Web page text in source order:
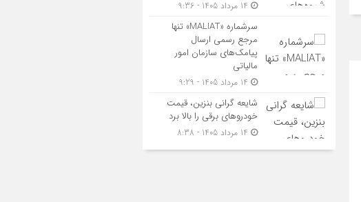
سرشماره «MALIAT» تنها
مرجع رسمی ارسال
پیامک‌های سازمان امور
مالیاتی
شایعه گرانی بنزین، قیمت
خودروهای برقی را بالا برد